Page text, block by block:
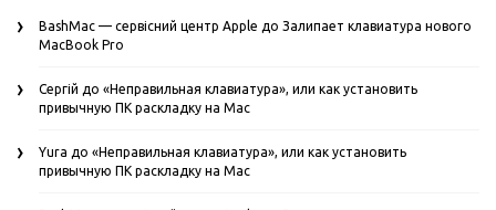
BashMac — сервісний центр Apple до Залипает клавиатура нового
MacBook Pro
Сергій до «Неправильная клавиатура», или как установить
привычную ПК раскладку на Mac
Yura до «Неправильная клавиатура», или как установить
привычную ПК раскладку на Mac